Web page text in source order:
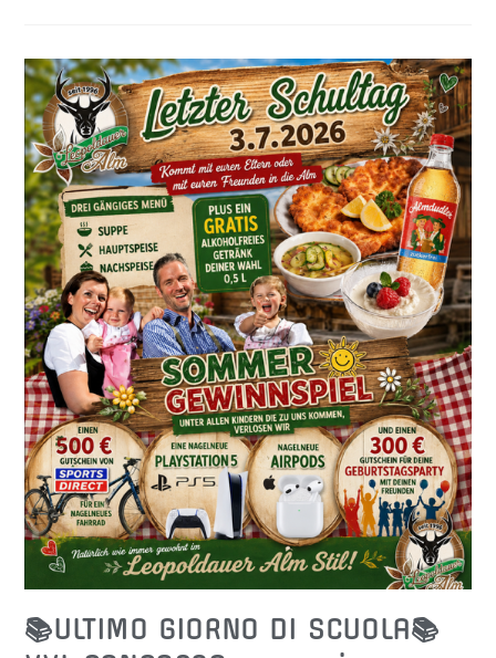
26
Giugno
2026
Dalle
17:00
Alle
21:00
–
38,00
€
📚ULTIMO GIORNO DI SCUOLA📚